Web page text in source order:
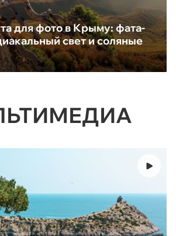
для фото в Крыму: фата-
свет и соляные